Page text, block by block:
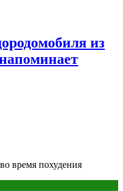
из
время похудения